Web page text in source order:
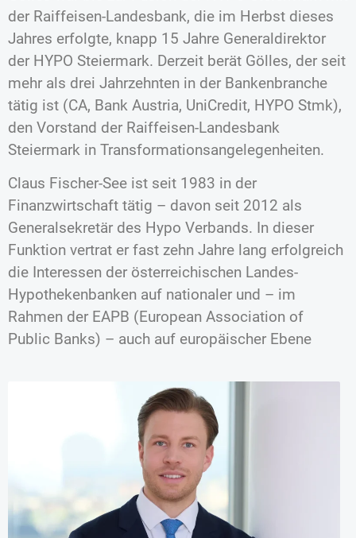
der Raiffeisen-Landesbank, die im Herbst dieses
Jahres erfolgte, knapp 15 Jahre Generaldirektor
der HYPO Steiermark. Derzeit berät Gölles, der seit
mehr als drei Jahrzehnten in der Bankenbranche
tätig ist (CA, Bank Austria, UniCredit, HYPO Stmk),
den Vorstand der Raiffeisen-Landesbank
Steiermark in Transformationsangelegenheiten.
Claus Fischer-See ist seit 1983 in der
Finanzwirtschaft tätig – davon seit 2012 als
Generalsekretär des Hypo Verbands. In dieser
Funktion vertrat er fast zehn Jahre lang erfolgreich
die Interessen der österreichischen Landes-
Hypothekenbanken auf nationaler und – im
Rahmen der EAPB (European Association of
Public Banks) – auch auf europäischer Ebene